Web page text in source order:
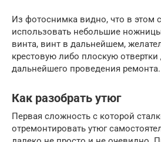
Из фотоснимка видно, что в этом
использовать небольшие
винта, винт в дальнейшем,
крестовую либо плоскую
дальнейшего проведения ремонта.
Как разобрать утюг
Первая сложность с которой
отремонтировать утюг